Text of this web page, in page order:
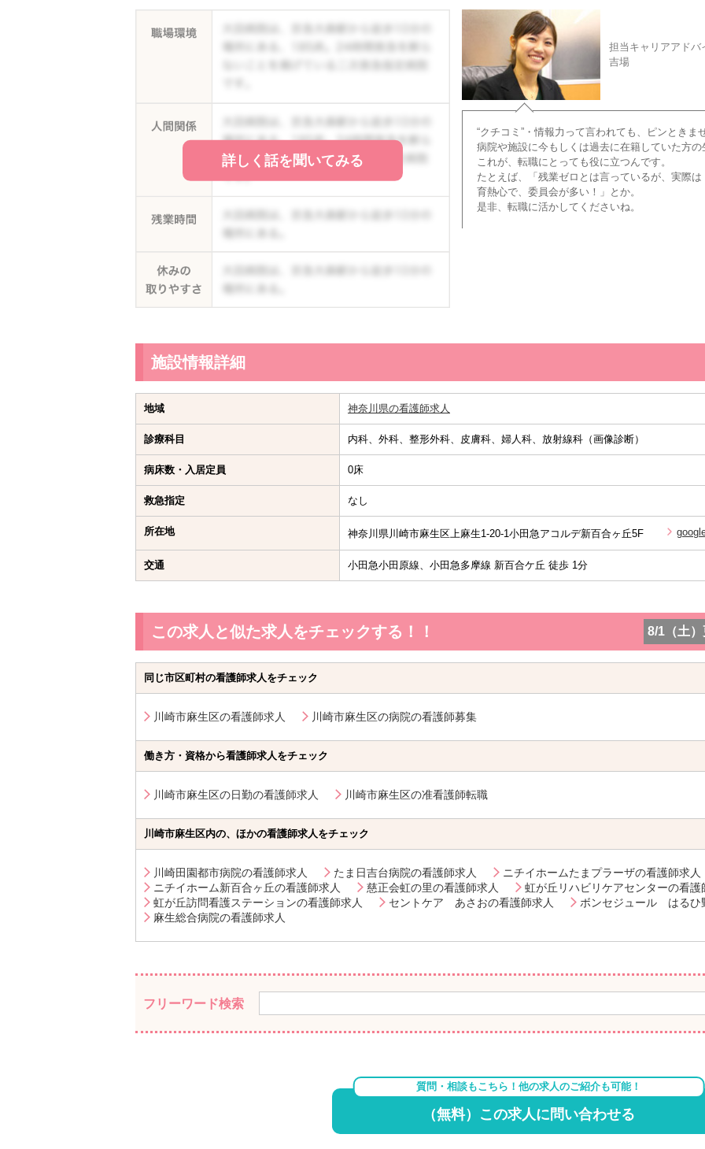
詳しく話を聞いてみる
担当キャリアアドバ
吉場
“クチコミ”・情報力って言われても、ピンときま
病院や施設に今もしくは過去に在籍していた方の
これが、転職にとっても役に立つんです。
たとえば、「残業ゼロとは言っているが、実際
育熱心で、委員会が多い！」とか。
是非、転職に活かしてくださいね。
施設情報詳細
地域 神奈川県の看護師求人
診療科目 内科、外科、整形外科、皮膚科、婦人科、放射線科（画像診断）
病床数・入居定員 0床
救急指定 なし
所在地 神奈川県川崎市麻生区上麻生1-20-1小田急アコルデ新百合ヶ丘5F
交通 小田急小田原線、小田急多摩線 新百合ケ丘 徒歩 1分
この求人と似た求人をチェックする！！ 8/1（土
同じ市区町村の看護師求人をチェック
川崎市麻生区の看護師求人 川崎市麻生区の病院の看護師募集
働き方・資格から看護師求人をチェック
川崎市麻生区の日勤の看護師求人 川崎市麻生区の准看護師転職
川崎市麻生区内の、ほかの看護師求人をチェック
川崎田園都市病院の看護師求人 たま日吉台病院の看護師求人
ニチイホームたまプラーザの看護師求人
ニチイホーム新百合ヶ丘の看護師求人
慈正会虹の里の看護師求人
虹が丘リハビリケアセンターの看護
虹が丘訪問看護ステーションの看護師求人
セントケア あさおの看護師求人
ボンセジュール はるひ
麻生総合病院の看護師求人
フリーワード検索
質問・相談もこちら！他の求人のご紹介も可能！
（無料）この求人に問い合わせる